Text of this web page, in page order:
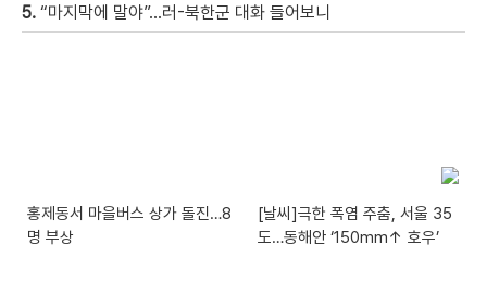
5. “마지막에 말야”…러-북한군 대화 들어보니
홍제동서 마을버스 상가 돌진…8
명 부상
[날씨]극한 폭염 주춤, 서울 35
도…동해안 ‘150mm↑ 호우’